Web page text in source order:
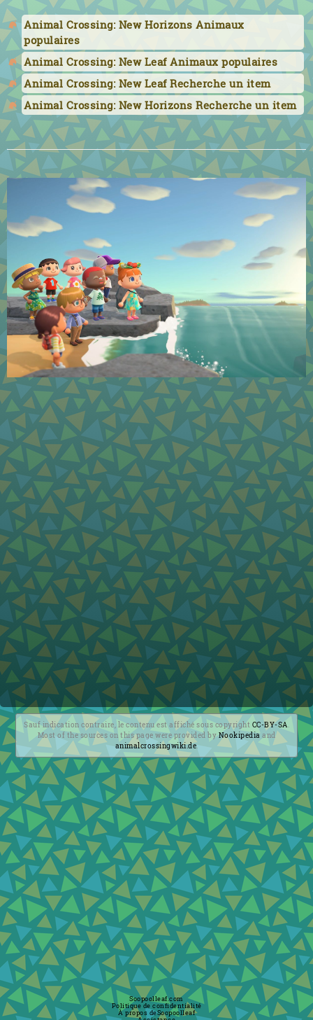
Animal Crossing: New Horizons Animaux
populaires
Animal Crossing: New Leaf Animaux populaires
Animal Crossing: New Leaf Recherche un item
Animal Crossing: New Horizons Recherche un item
Sauf indication contraire, le contenu est affiché sous copyright CC-BY-SA.
Most of the sources on this page were provided byNookipedia and
animalcrossingwiki.de.
Soopoolleaf.com
Politique de confidentialité
À propos deSoopoolleaf